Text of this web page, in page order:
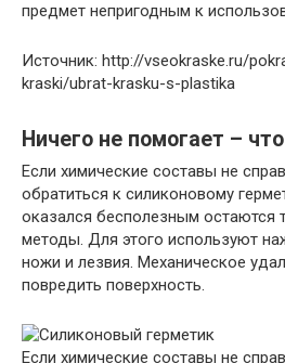
предмет непригодным к
Источник: http://vseokraske.ru/
kraski/ubrat-krasku-s-plastika
Ничего не помогает –
Если химические составы не
обратиться к силиконовому
оказался бесполезным остаются
методы. Для этого используют
ножи и лезвия. Механическое
повредить поверхность.
Если химические составы не